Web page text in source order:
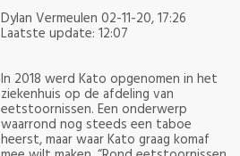
Dylan Vermeulen 02-11-20, 17:26
Laatste update: 12:07
In 2018 werd Kato opgenomen in het
ziekenhuis op de afdeling van
eetstoornissen. Een onderwerp
waarrond nog steeds een taboe
heerst, maar waar Kato graag komaf